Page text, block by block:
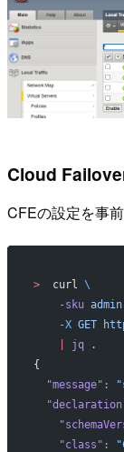
Cloud
CFEの設定を事
>
  curl
\
    -sku
    -X
GET
jq .
{
  "message"
:
    "class"
: